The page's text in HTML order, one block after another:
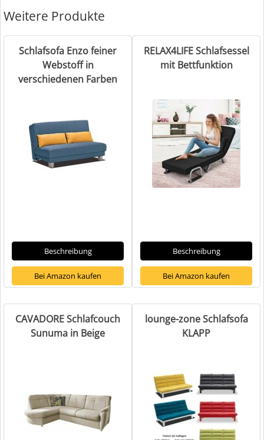
Weitere Produkte
Schlafsofa Enzo feiner
Webstoff in
verschiedenen Farben
Beschreibung
Bei Amazon kaufen
RELAX4LIFE Schlafsessel
mit Bettfunktion
Beschreibung
Bei Amazon kaufen
CAVADORE Schlafcouch
Sunuma in Beige
lounge-zone Schlafsofa
KLAPP